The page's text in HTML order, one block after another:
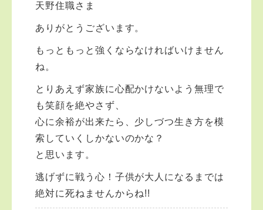
天野住職さま
ありがとうございます。
もっともっと強くならなければいけません
ね。
とりあえず家族に心配かけないよう無理で
も笑顔を絶やさず、
心に余裕が出来たら、少しづつ生き方を模
索していくしかないのかな？
と思います。
逃げずに戦う心！子供が大人になるまでは
絶対に死ねませんからね!!